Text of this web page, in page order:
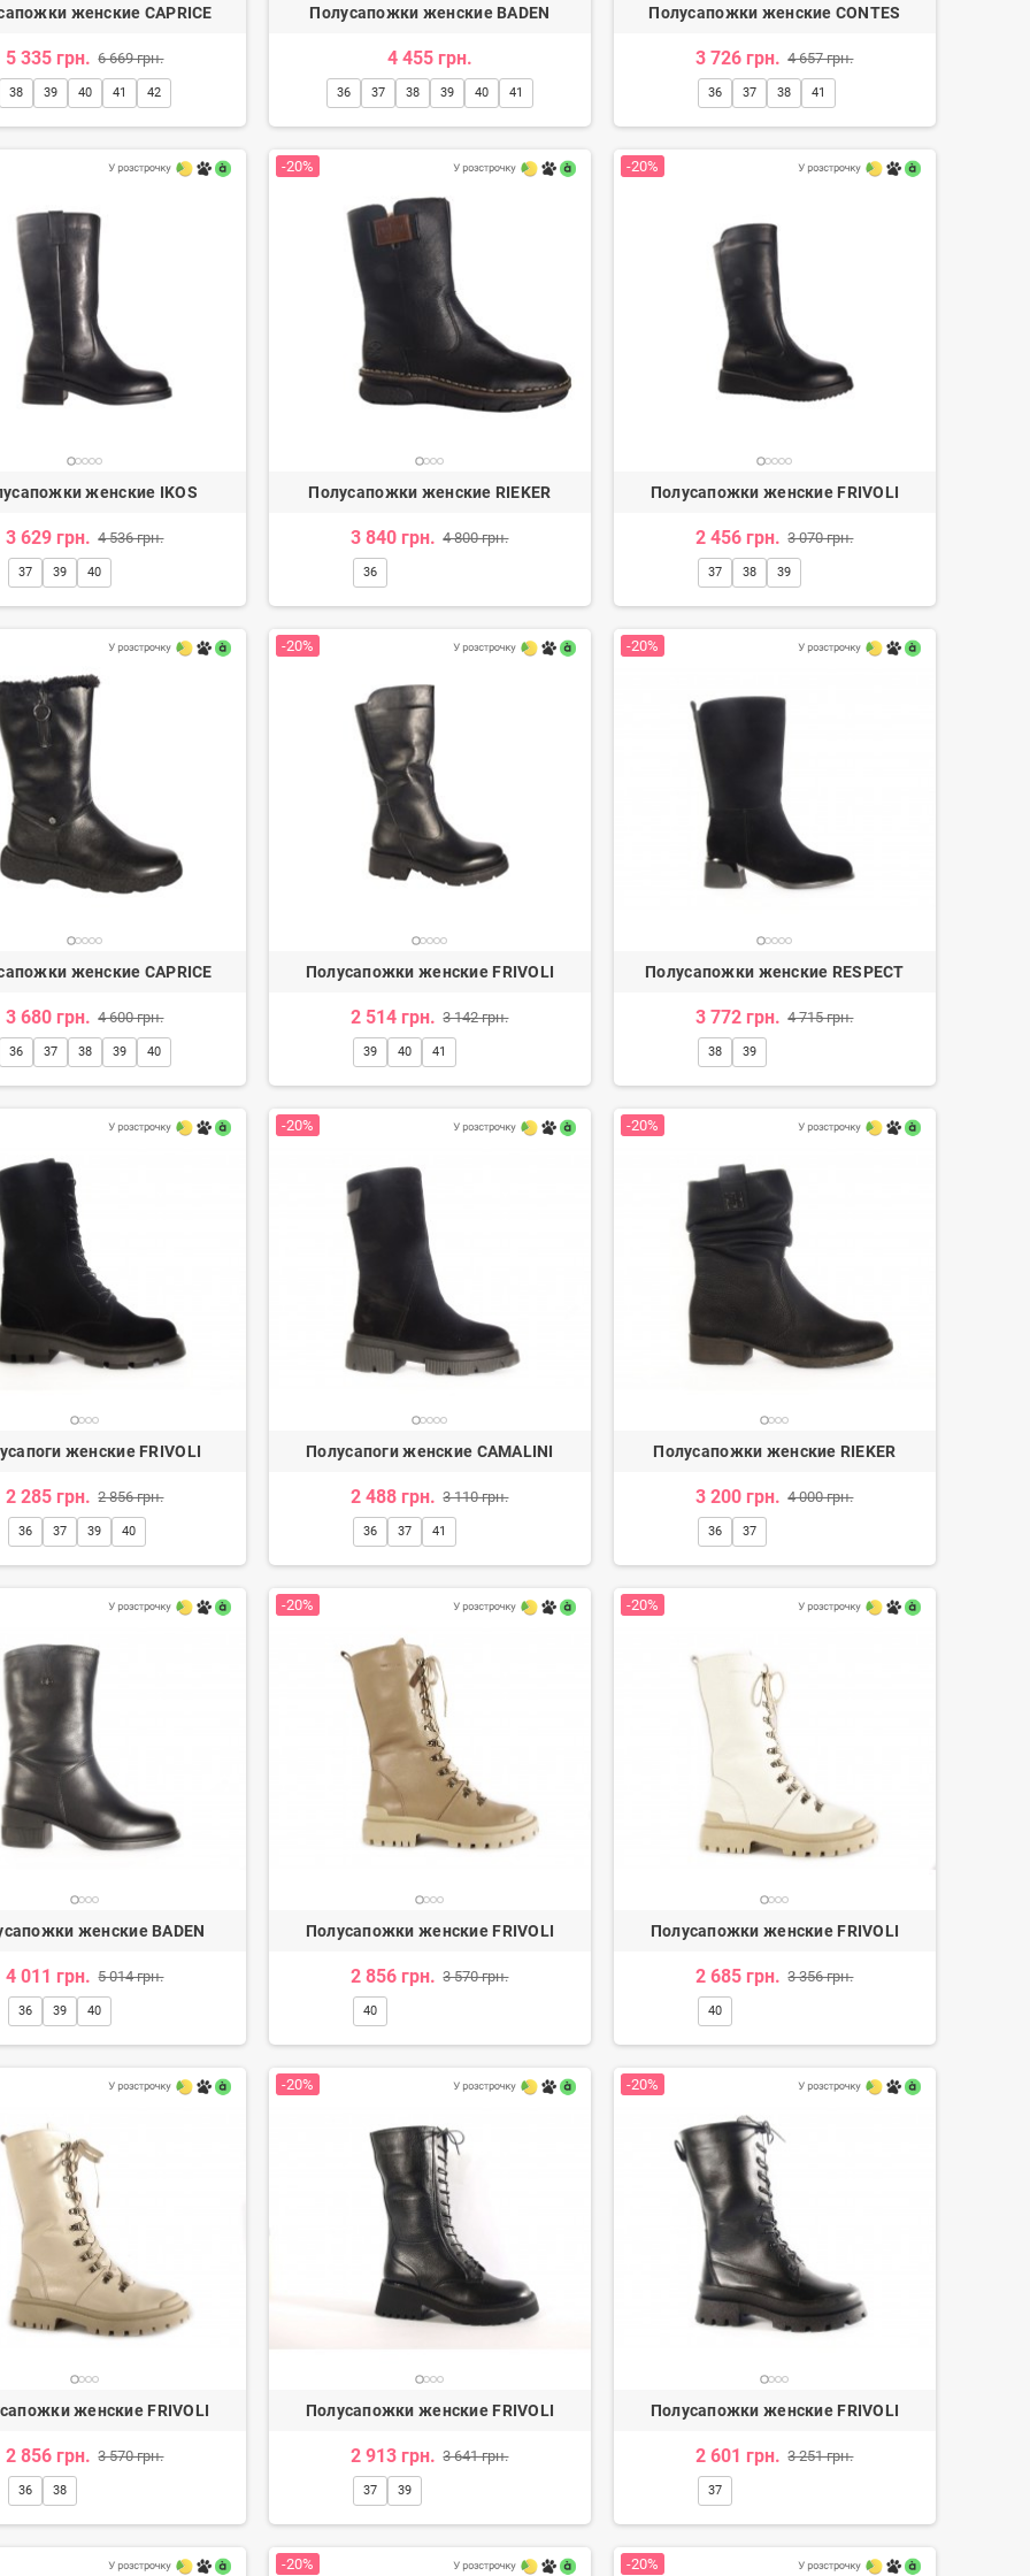
женские
2 600 грн. -20%
Туфли женские
3 080 грн.
Ботинки ковбойки женские
4 170 грн.
мужские
1 966 грн. -20%
Мокасины мужские
1 985 грн. -20% 973 грн.
женские CAPRICE
5 335 грн. 6 669 грн.
38 39 40 41 42
Полусапожки женские BADEN
4 455 грн.
36 37 38 39 40 41
Полусапожки женские CONTES
3 726 грн. 4 657 грн.
36 37 38 41
женские IKOS
3 629 грн. 4 536 грн.
37 39 40
-20%
Полусапожки женские RIEKER
3 840 грн. 4 800 грн.
36
-20%
Полусапожки женские FRIVOLI
2 456 грн. 3 070 грн.
37 38 39
женские CAPRICE
3 680 грн. 4 600 грн.
36 37 38 39 40
-20%
Полусапожки женские FRIVOLI
2 514 грн. 3 142 грн.
39 40 41
-20%
Полусапожки женские RESPECT
3 772 грн. 4 715 грн.
38 39
женские FRIVOLI
2 285 грн. 2 856 грн.
36 37 39 40
-20%
Полусапоги женские CAMALINI
2 488 грн. 3 110 грн.
36 37 41
-20%
Полусапожки женские RIEKER
3 200 грн. 4 000 грн.
36 37
женские BADEN
4 011 грн. 5 014 грн.
36 39 40
-20%
Полусапожки женские FRIVOLI
2 856 грн. 3 570 грн.
40
-20%
Полусапожки женские FRIVOLI
2 685 грн. 3 356 грн.
40
женские FRIVOLI
2 856 грн. 3 570 грн.
36 38
-20%
Полусапожки женские FRIVOLI
2 913 грн. 3 641 грн.
37 39
-20%
Полусапожки женские FRIVOLI
2 601 грн. 3 251 грн.
37
-20% -20%